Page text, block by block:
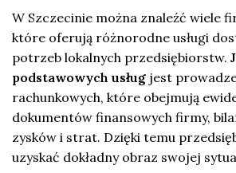
W Szczecinie można znaleźć wiele
które oferują różnorodne usługi
potrzeb lokalnych przedsiębiorstw.
podstawowych usług jest
rachunkowych, które obejmują
dokumentów finansowych firmy,
zysków i strat. Dzięki temu
uzyskać dokładny obraz swojej